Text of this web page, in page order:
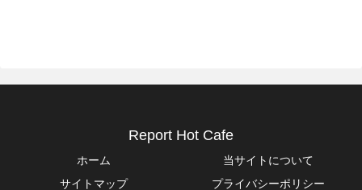
Report Hot Cafe
ホーム
当サイトについて
サイトマップ
プライバシーポリシー